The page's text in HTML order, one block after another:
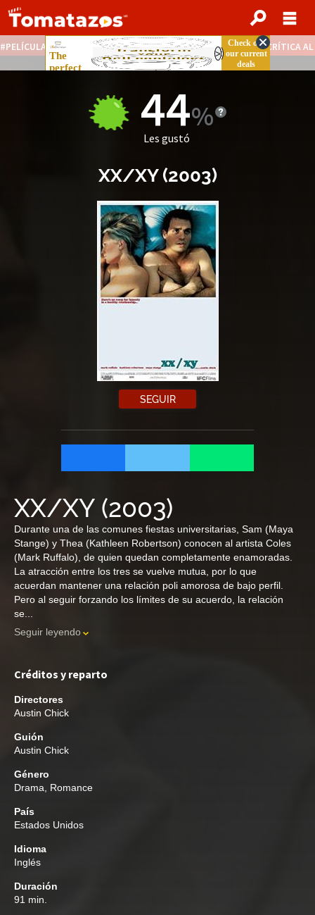
PELÍCULAS STREAMING GRATIS NOTICIAS DESTACADAS CRÍTICA
44
Les gustó
XX/XY(2003)
SEGUIR
XX/XY (2003)
Durante una de las comunes fiestas universitarias, Sam (Maya
Stange) y Thea (Kathleen Robertson) conocen al artista Coles
(Mark Ruffalo), de quien quedan completamente enamoradas.
La atracción entre los tres se vuelve mutua, por lo que
acuerdan mantener una relación poli amorosa de bajo perfil.
Pero al seguir forzando los límites de su acuerdo, la relación
se...
Seguir leyendo
Créditos y reparto
Directores
Austin Chick
Guión
Austin Chick
Género
Drama
Romance
País
Estados Unidos
Idioma
Inglés
Duración
91 min.